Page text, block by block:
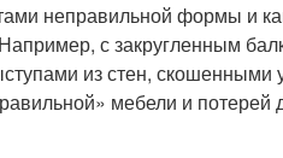
неправильной формы и
с закругленным
из стен, скошенными
мебели и потерей